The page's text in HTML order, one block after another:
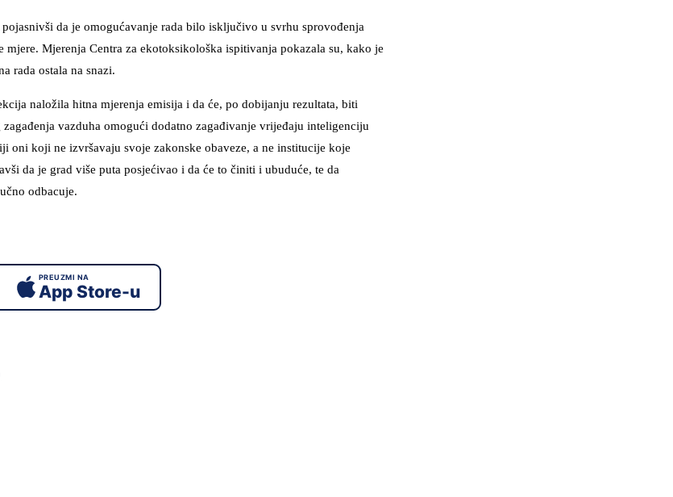
da je omogućavanje rada bilo isključivo u svrhu sprovođenja
Mjerenja Centra za ekotoksikološka ispitivanja pokazala su, kako je
rada ostala na snazi.
naložila hitna mjerenja emisija i da će, po dobijanju rezultata, biti
vazduha omogući dodatno zagađivanje vrijeđaju inteligenciju
oni koji ne izvršavaju svoje zakonske obaveze, a ne institucije koje
da je grad više puta posjećivao i da će to činiti i ubuduće, te da
odbacuje.
PREUZMI NA
App Store-u